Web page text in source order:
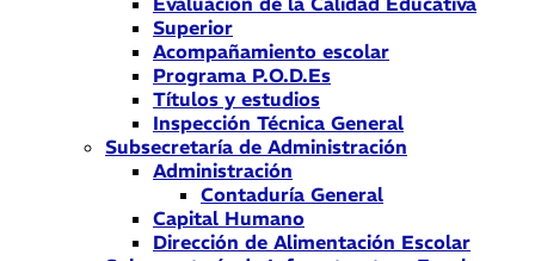
Superior
Acompañamiento escolar
Programa P.O.D.Es
Títulos y estudios
Inspección Técnica General
Subsecretaría de Administración
Administración
Contaduría General
Capital Humano
Dirección de Alimentación Escolar